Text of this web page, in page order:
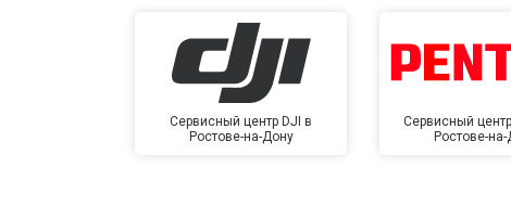
Сервисный центр DJI в
Ростове-на-Дону
Сервисный
Ростове-